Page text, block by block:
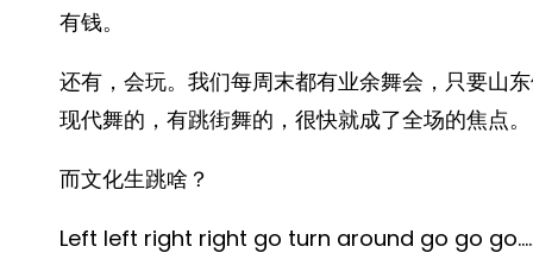
有钱。
还有，会玩。我们每周末都有业余舞会，只要山
现代舞的，有跳街舞的，很快就成了全场的焦点。
而文化生跳啥？
Left left right right go turn around go go